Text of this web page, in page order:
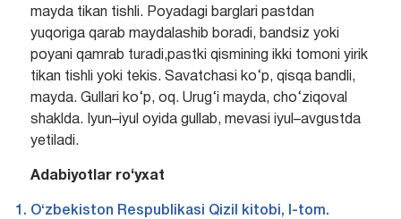
mayda tikan tishli. Poyadagi barglari pastdan
yuqoriga qarab maydalashib boradi, bandsiz yoki
poyani qamrab turadi,pastki qismining ikki tomoni yirik
tikan tishli yoki tekis. Savatchasi ko‘p, qisqa bandli,
mayda. Gullari ko‘p, oq. Urug‘i mayda, cho‘ziqoval
shaklda. Iyun–iyul oyida gullab, mevasi iyul–avgustda
yetiladi.
Adabiyotlar ro‘yxat
O‘zbekiston Respublikasi Qizil kitobi, I-tom.